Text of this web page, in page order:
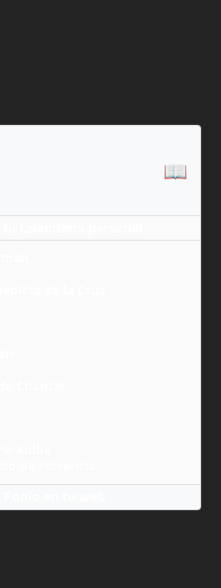
📖
calendario personal